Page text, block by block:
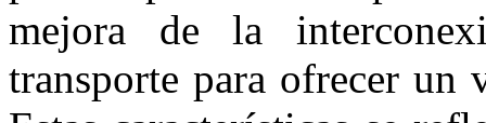
mejora de la
transporte para ofrecer un